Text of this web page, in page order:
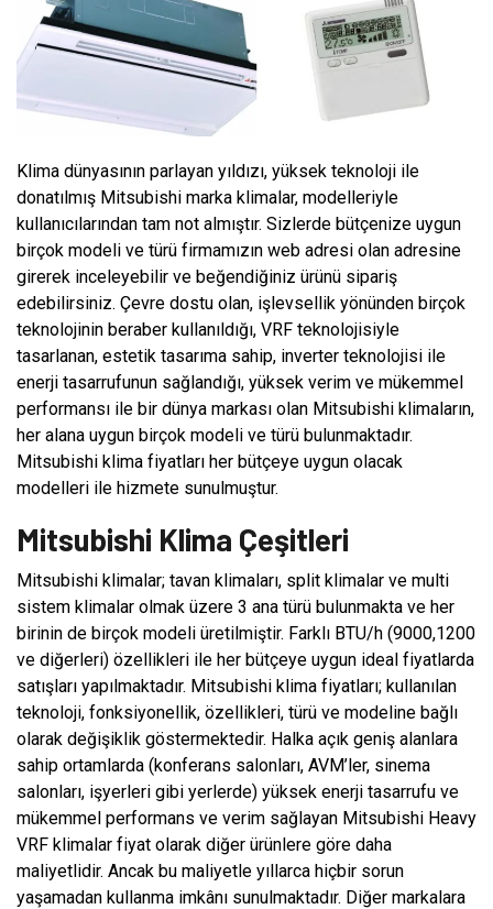
Klima dünyasının parlayan yıldızı, yüksek teknoloji ile
donatılmış Mitsubishi marka klimalar, modelleriyle
kullanıcılarından tam not almıştır. Sizlerde bütçenize uygun
birçok modeli ve türü firmamızın web adresi olan adresine
girerek inceleyebilir ve beğendiğiniz ürünü sipariş
edebilirsiniz. Çevre dostu olan, işlevsellik yönünden birçok
teknolojinin beraber kullanıldığı, VRF teknolojisiyle
tasarlanan, estetik tasarıma sahip, inverter teknolojisi ile
enerji tasarrufunun sağlandığı, yüksek verim ve mükemmel
performansı ile bir dünya markası olan Mitsubishi klimaların,
her alana uygun birçok modeli ve türü bulunmaktadır.
Mitsubishi klima fiyatları her bütçeye uygun olacak
modelleri ile hizmete sunulmuştur.
Mitsubishi Klima Çeşitleri
Mitsubishi klimalar; tavan klimaları, split klimalar ve multi
sistem klimalar olmak üzere 3 ana türü bulunmakta ve her
birinin de birçok modeli üretilmiştir. Farklı BTU/h (9000,1200
ve diğerleri) özellikleri ile her bütçeye uygun ideal fiyatlarda
satışları yapılmaktadır. Mitsubishi klima fiyatları; kullanılan
teknoloji, fonksiyonellik, özellikleri, türü ve modeline bağlı
olarak değişiklik göstermektedir. Halka açık geniş alanlara
sahip ortamlarda (konferans salonları, AVM’ler, sinema
salonları, işyerleri gibi yerlerde) yüksek enerji tasarrufu ve
mükemmel performans ve verim sağlayan Mitsubishi Heavy
VRF klimalar fiyat olarak diğer ürünlere göre daha
maliyetlidir. Ancak bu maliyetle yıllarca hiçbir sorun
yaşamadan kullanma imkânı sunulmaktadır. Diğer markalara